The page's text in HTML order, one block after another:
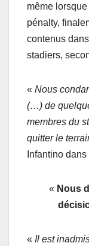
même
pénalty,
contenus
stadiers,
« Nous
(…) de
membres du
quitter le
Infantino
« Nous
« Il est